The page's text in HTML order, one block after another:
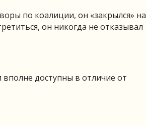
по коалиции, он «закрылся» на
он никогда не отказывал
доступны в отличие от